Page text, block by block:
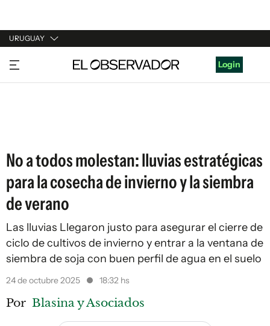
URUGUAY
URUGUAY
ARGENTINA
Login
No a todos molestan: lluvias estratégicas
para la cosecha de invierno y la siembra
de verano
Las lluvias Llegaron justo para asegurar el cierre de
ciclo de cultivos de invierno y entrar a la ventana de
siembra de soja con buen perfil de agua en el suelo
24 de octubre 2025 18:32 hs
Por Blasina y Asociados